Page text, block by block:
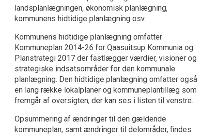
landsplanlægningen, økonomisk planlægning,
kommunens hidtidige planlægning osv.
Kommunens hidtidige planlægning omfatter
Kommuneplan 2014-26 for Qaasuitsup Kommunia og
Planstrategi 2017 der fastlægger værdier, visioner og
strategiske indsatsområder for den kommunale
planlægning. Den hidtidige planlægning omfatter også
en lang række lokalplaner og kommuneplantillæg som
fremgår af oversigten, der kan ses i listen til venstre.
Opsummering af ændringer til den gældende
kommuneplan, samt ændringer til delområder, findes